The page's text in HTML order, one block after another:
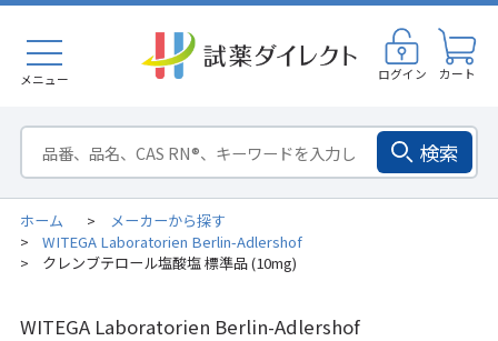
メニュー ログイン カート
検索
ホーム > メーカーから探す
> WITEGA Laboratorien Berlin-Adlershof
> クレンブテロール塩酸塩 標準品 (10mg)
WITEGA Laboratorien Berlin-Adlershof